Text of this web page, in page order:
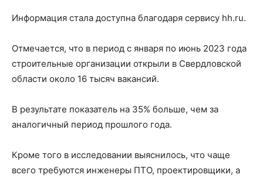
Информация стала доступна благодаря сервису hh.ru.
Отмечается, что в период с января по июнь 2023 года
строительные организации открыли в Свердловской
области около 16 тысяч вакансий.
В результате показатель на 35% больше, чем за
аналогичный период прошлого года.
Кроме того в исследовании выяснилось, что чаще
всего требуются инженеры ПТО, проектировщики, а